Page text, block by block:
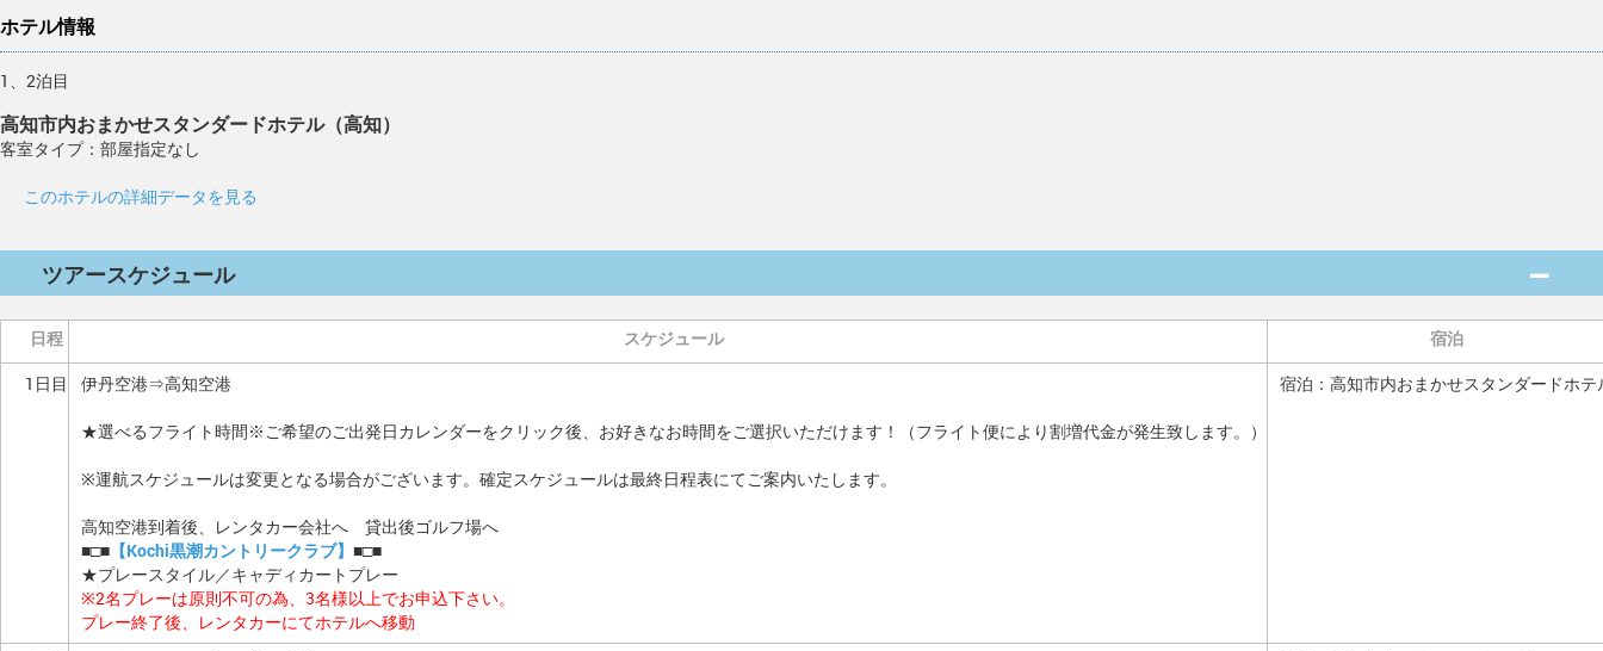
ホテル情報
1、2泊目
高知市内おまかせスタンダードホテル（高知）
客室タイプ：部屋指定なし
このホテルの詳細データを見る
ツアースケジュール
日程 スケジュール
宿泊
1日目
伊丹空港⇒高知空港
★選べるフライト時間※ご希望のご出発日カレンダーをクリック後、お好きなお時間をご選択いただけます！（フライト便により割増代金が発生致します。）
※運航スケジュールは変更となる場合がございます。確定スケジュールは最終日程表にてご案内いたします。
高知空港到着後、レンタカー会社へ 貸出後ゴルフ場へ
■□■ 【Kochi黒潮カントリークラブ】 ■□■
★プレースタイル／キャディカートプレー
※2名プレーは原則不可の為、3名様以上でお申込下さい。
プレー終了後、レンタカーにてホテルへ移動
宿泊： 高知市内おまかせスタンダードホテ